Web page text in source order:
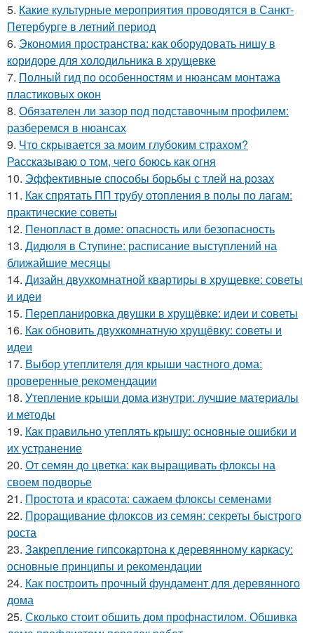
5. Какие культурные мероприятия проводятся в Санкт-
Петербурге в летний период
6. Экономия пространства: как оборудовать нишу в
коридоре для холодильника в хрущевке
7. Полный гид по особенностям и нюансам монтажа
пластиковых окон
8. Обязателен ли зазор под подставочным профилем:
разберемся в нюансах
9. Что скрывается за моим глубоким страхом?
Рассказываю о том, чего боюсь как огня
10. Эффективные способы борьбы с тлей на розах
11. Как спрятать ПП трубу отопления в полы по лагам:
практические советы
12. Пенопласт в доме: опасность или безопасность
13. Дидюля в Ступине: расписание выступлений на
ближайшие месяцы
14. Дизайн двухкомнатной квартиры в хрущевке: советы
и идеи
15. Перепланировка двушки в хрущёвке: идеи и советы
16. Как обновить двухкомнатную хрущёвку: советы и
идеи
17. Выбор утеплителя для крыши частного дома:
проверенные рекомендации
18. Утепление крыши дома изнутри: лучшие материалы
и методы
19. Как правильно утеплять крышу: основные ошибки и
их устранение
20. От семян до цветка: как выращивать флоксы на
своем подворье
21. Простота и красота: сажаем флоксы семенами
22. Проращивание флоксов из семян: секреты быстрого
роста
23. Закрепление гипсокартона к деревянному каркасу:
основные принципы и рекомендации
24. Как построить прочный фундамент для деревянного
дома
25. Сколько стоит обшить дом профнастилом. Обшивка